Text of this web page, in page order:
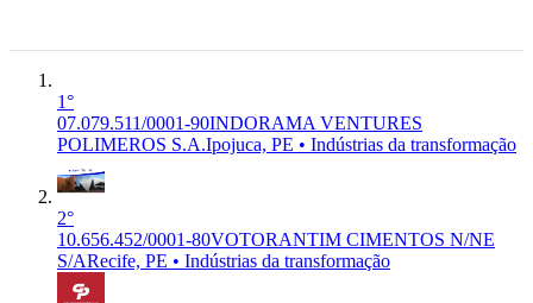
1°
07.079.511/0001-90INDORAMA VENTURES
POLIMEROS S.A.Ipojuca, PE • Indústrias da transformação
2°
10.656.452/0001-80VOTORANTIM CIMENTOS N/NE
S/ARecife, PE • Indústrias da transformação